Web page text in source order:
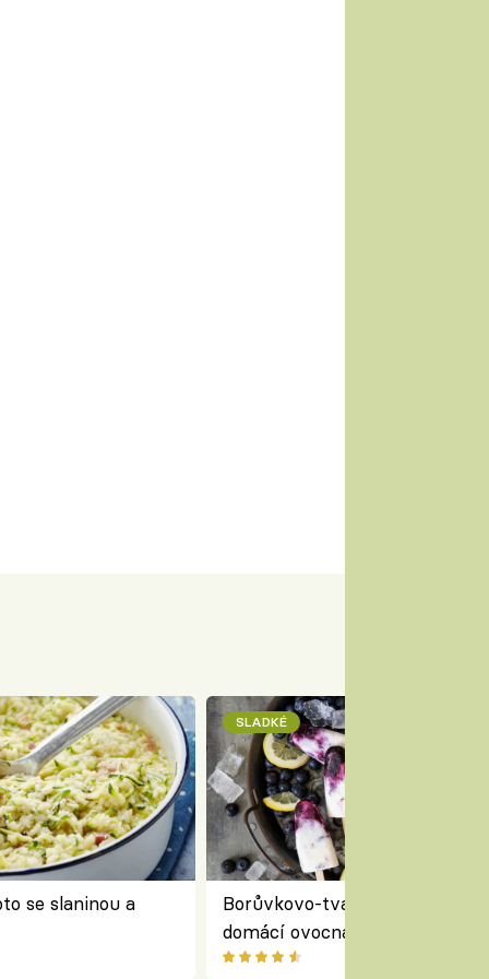
se slaninou a
SLADKÉ
Borůvkovo-tvarohové nanuky
domácí ovocná zmrzlina na